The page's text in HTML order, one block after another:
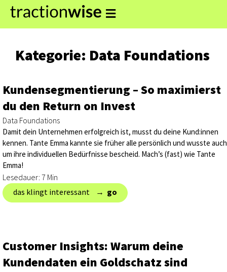
Kategorie: Data Foundations
Kundensegmentierung – So maximierst
du den Return on Invest
Data Foundations
Damit dein Unternehmen erfolgreich ist, musst du deine Kund:innen
kennen. Tante Emma kannte sie früher alle persönlich und wusste auch
um ihre individuellen Bedürfnisse bescheid. Mach’s (fast) wie Tante
Emma!
Lesedauer: 7 Min
das klingt interessant → ‎ go
Customer Insights: Warum deine
Kundendaten ein Goldschatz sind